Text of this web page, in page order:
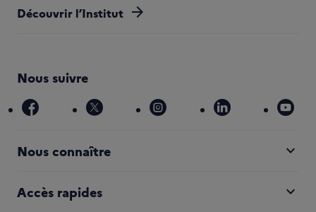
Découvrir l’Institut arrow_forward
Nous suivre
facebook x instagram linkedin
Nous connaître expand_more
Accès rapides expand_more